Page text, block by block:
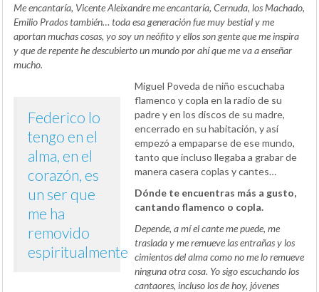
Me encantaría, Vicente Aleixandre me encantaría, Cernuda, los Machado,
Emilio Prados también… toda esa generación fue muy bestial y me
aportan muchas cosas, yo soy un neófito y ellos son gente que me inspira
y que de repente he descubierto un mundo por ahí que me va a enseñar
mucho.
Federico lo
tengo en el
alma, en el
corazón, es
un ser que
me ha
removido
espiritualmente
Miguel Poveda de niño escuchaba
flamenco y copla en la radio de su
padre y en los discos de su madre,
encerrado en su habitación, y así
empezó a empaparse de ese mundo,
tanto que incluso llegaba a grabar de
manera casera coplas y cantes…
Dónde te encuentras más a gusto,
cantando flamenco o copla.
Depende, a mí el cante me puede, me
traslada y me remueve las entrañas y los
cimientos del alma como no me lo remueve
ninguna otra cosa. Yo sigo escuchando los
cantaores, incluso los de hoy, jóvenes